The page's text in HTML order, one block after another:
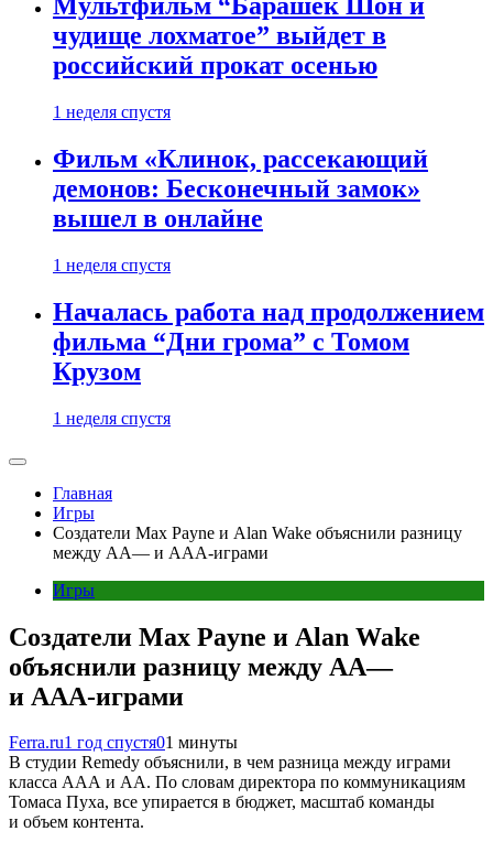
чудище лохматое” выйдет в
российский прокат осенью
1 неделя спустя
Фильм «Клинок, рассекающий
демонов: Бесконечный замок»
вышел в онлайне
1 неделя спустя
Началась работа над продолжением
фильма “Дни грома” с Томом
Крузом
1 неделя спустя
Главная
Игры
Создатели Max Payne и Alan Wake объяснили разницу
между AA— и AAA-играми
Игры
Создатели Max Payne и Alan Wake
объяснили разницу между AA—
и AAA-играми
Ferra.ru1 год спустя01 минуты
В студии Remedy объяснили, в чем разница между играми
класса AAA и AA. По словам директора по коммуникациям
Томаса Пуха, все упирается в бюджет, масштаб команды
и объем контента.